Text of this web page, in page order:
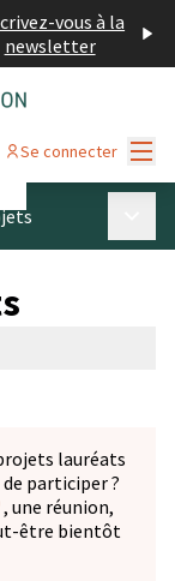
vous à la
newsletter
Se connecter
lauréats
participer ?
dans un
, une réunion,
être bientôt